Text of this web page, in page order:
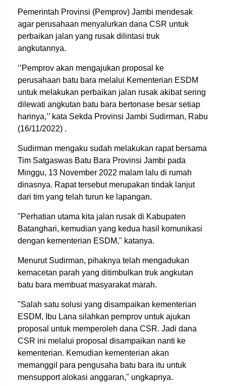
Pemerintah Provinsi (Pemprov) Jambi mendesak
agar perusahaan menyalurkan dana CSR untuk
perbaikan jalan yang rusak dilintasi truk
angkutannya.
‘’Pemprov akan mengajukan proposal ke
perusahaan batu bara melalui Kementerian ESDM
untuk melakukan perbaikan jalan rusak akibat sering
dilewati angkutan batu bara bertonase besar setiap
harinya,’’ kata Sekda Provinsi Jambi Sudirman, Rabu
(16/11/2022) .
Sudirman mengaku sudah melakukan rapat bersama
Tim Satgaswas Batu Bara Provinsi Jambi pada
Minggu, 13 November 2022 malam lalu di rumah
dinasnya. Rapat tersebut merupakan tindak lanjut
dari tim yang telah turun ke lapangan.
"Perhatian utama kita jalan rusak di Kabupaten
Batanghari, kemudian yang kedua hasil komunikasi
dengan kementerian ESDM," katanya.
Menurut Sudirman, pihaknya telah mengadukan
kemacetan parah yang ditimbulkan truk angkutan
batu bara membuat masyarakat marah.
"Salah satu solusi yang disampaikan kementerian
ESDM, Ibu Lana silahkan pemprov untuk ajukan
proposal untuk memperoleh dana CSR. Jadi dana
CSR ini melalui proposal disampaikan nanti ke
kementerian. Kemudian kementerian akan
memanggil para pengusaha batu bara itu untuk
mensupport alokasi anggaran," ungkapnya.